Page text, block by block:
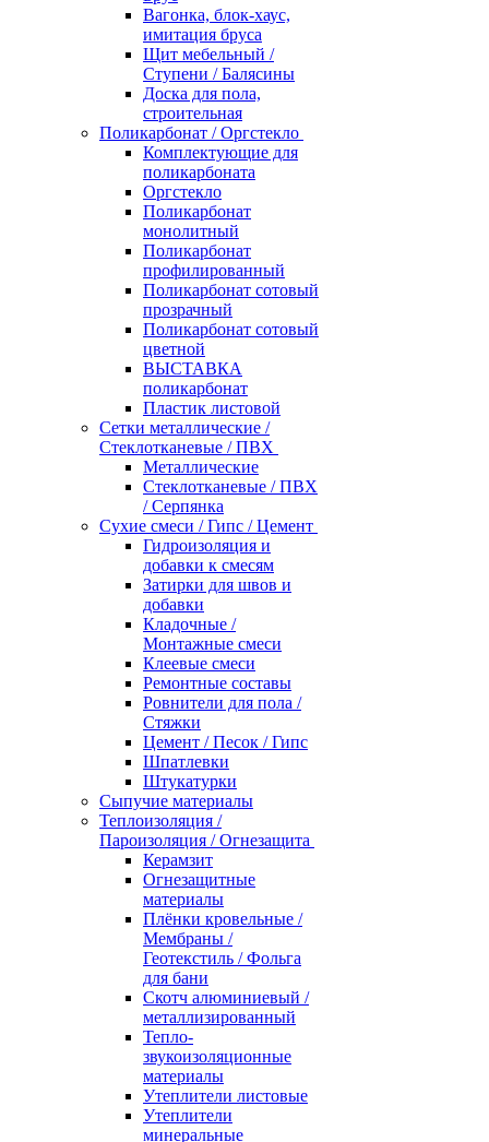
Вагонка, блок-хаус,
имитация бруса
Щит мебельный /
Ступени / Балясины
Доска для пола,
строительная
Поликарбонат / Оргстекло
Комплектующие для
поликарбоната
Оргстекло
Поликарбонат
монолитный
Поликарбонат
профилированный
Поликарбонат сотовый
прозрачный
Поликарбонат сотовый
цветной
ВЫСТАВКА
поликарбонат
Пластик листовой
Сетки металлические /
Стеклотканевые / ПВХ
Металлические
Стеклотканевые / ПВХ
/ Серпянка
Сухие смеси / Гипс / Цемент
Гидроизоляция и
добавки к смесям
Затирки для швов и
добавки
Кладочные /
Монтажные смеси
Клеевые смеси
Ремонтные составы
Ровнители для пола /
Стяжки
Цемент / Песок / Гипс
Шпатлевки
Штукатурки
Сыпучие материалы
Теплоизоляция /
Пароизоляция / Огнезащита
Керамзит
Огнезащитные
материалы
Плёнки кровельные /
Мембраны /
Геотекстиль / Фольга
для бани
Скотч алюминиевый /
металлизированный
Тепло-
звукоизоляционные
материалы
Утеплители листовые
Утеплители
минеральные